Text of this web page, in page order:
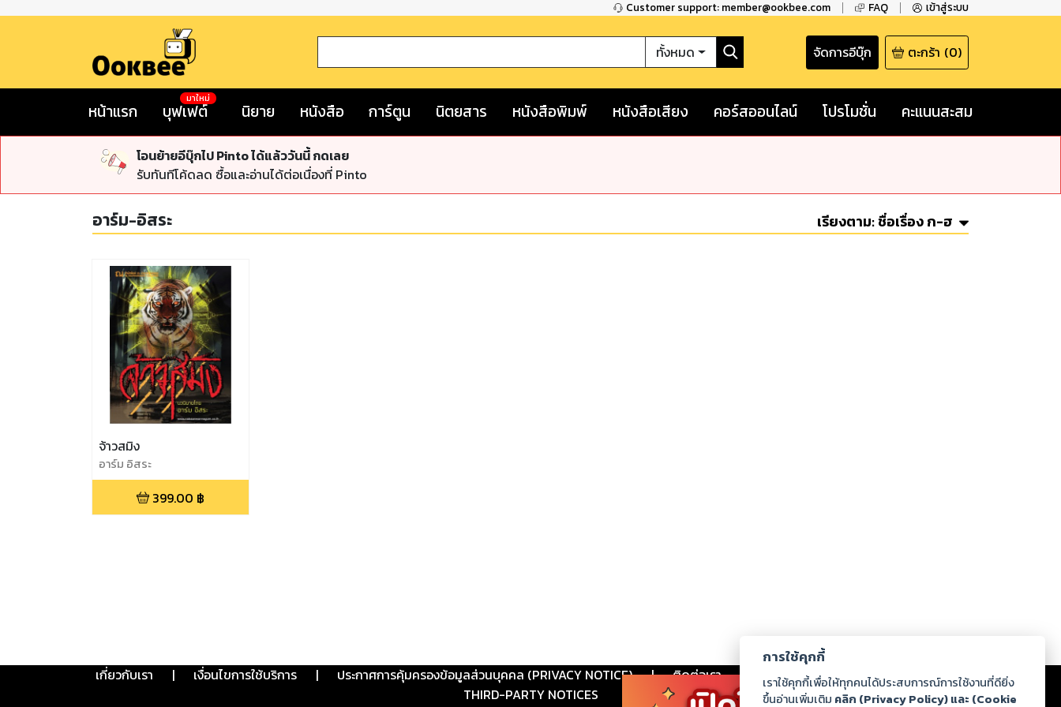
Customer support: member@ookbee.com FAQ เข้าสู่ระบบ
ทั้งหมด จัดการอีบุ๊ก ตะกร้า (0)
หน้าแรก บุฟเฟต์
มาใหม่
นิยาย หนังสือ การ์ตูน นิตยสาร หนังสือพิมพ์ หนังสือเสียง คอร์สออนไลน์ โปรโมชั่น คะแนนสะสม
โอนย้ายอีบุ๊กไป Pinto ได้แล้ววันนี้ กดเลย
รับทันทีโค้ดลด ซื้อและอ่านได้ต่อเนื่องที่ Pinto
อาร์ม-อิสระ เรียงตาม:ชื่อเรื่อง ก-ฮ
จ้าวสมิง
อาร์ม อิสระ
399.00 ฿
เกี่ยวกับเรา | เงื่อนไขการใช้บริการ | ประกาศการคุ้มครองข้อมูลส่วนบุคคล (PRIVACY NOTICE) | ติดต่อเรา ร่วมงานกับเรา ดาวน์โหลด
THIRD-PARTY NOTICES
การใช้คุกกี้
เราใช้คุกกี้เพื่อให้ทุกคนได้ประสบการณ์การใช้งานที่ดียิ่ง
ขึ้นอ่านเพิ่มเติม คลิก (Privacy Policy) และ (Cookie